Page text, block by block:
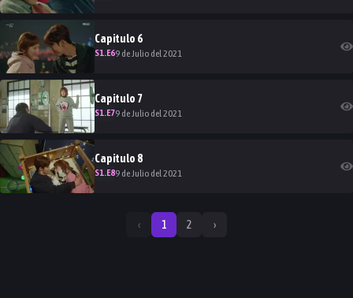
Capitulo 6
S1.E69 de Julio del 2021
Capitulo 7
S1.E79 de Julio del 2021
Capitulo 8
S1.E89 de Julio del 2021
‹ 1 2 ›